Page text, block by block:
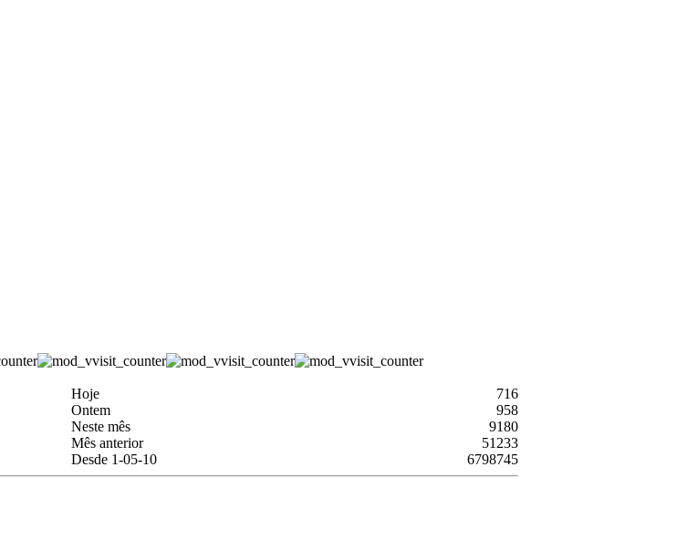
Hoje
716
Ontem
958
Neste mês
9180
Mês anterior
51233
Desde 1-05-10
6798745